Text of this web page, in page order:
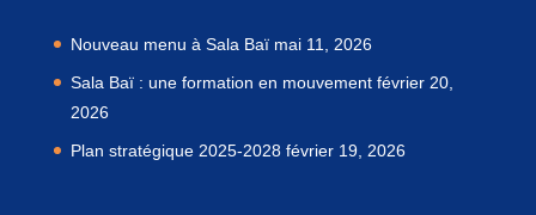
Nouveau menu à Sala Baï mai 11, 2026
Sala Baï : une formation en mouvement février 20,
2026
Plan stratégique 2025-2028 février 19, 2026